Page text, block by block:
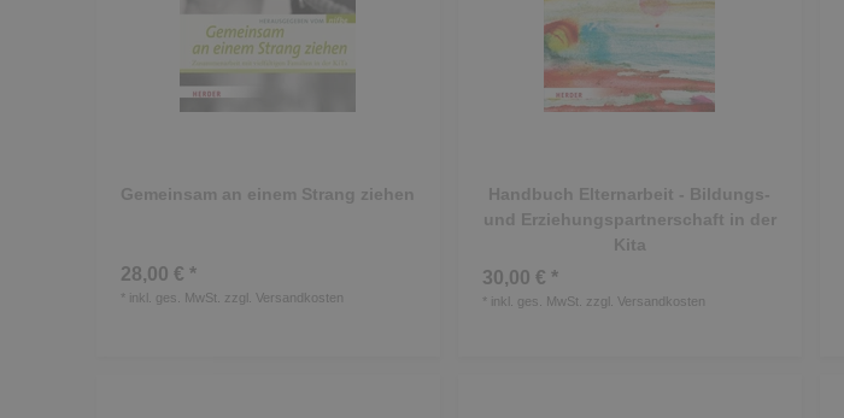
Gemeinsam an einem Strang ziehen
28,00 € *
* inkl. ges. MwSt. zzgl. Versandkosten
Handbuch Elternarbeit - Bildungs-
und Erziehungspartnerschaft in der
Kita
30,00 € *
* inkl. ges. MwSt. zzgl. Versandkosten